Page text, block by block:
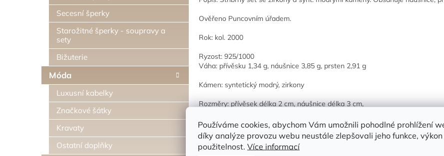
Používáme cookies, abychom Vám umožnili pohodlné prohlížení
díky analýze provozu webu neustále zlepšovali jeho funkce, výkon
použitelnost. Více informací
Secesní šperky
Starožitné šperky - soupravy a
sety
Bižuterie
Móda
Luxusní kabelky
Značkové šátky
Kravaty
Ostatní doplňky
Ověřeno Puncovním úřadem.
Rok: kol. 2000
Ryzost: 925/1000
Váha: přívěsku 1,34 g, náušnice 3,85 g, prsten 2,91 g
Kámen: syntetický modrý, zirkony
Rozměry: přívěsek délka 2 cm, náušnice délka 3 cm,
V ceně navíc ZDARMA k tomuto šperku: